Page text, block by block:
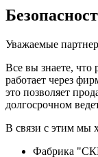
Уважаемые
Все вы знаете,
работает через
это позволяет
долгосрочном
В связи с этим мы
Фабрика